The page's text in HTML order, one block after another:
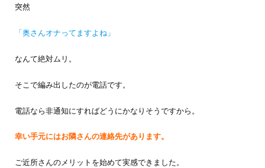
突然
「奥さんオナってますよね」
なんて絶対ムリ。
そこで編み出したのが電話です。
電話なら非通知にすればどうにかなりそうですから。
幸い手元にはお隣さんの連絡先があります。
ご近所さんのメリットを始めて実感できました。